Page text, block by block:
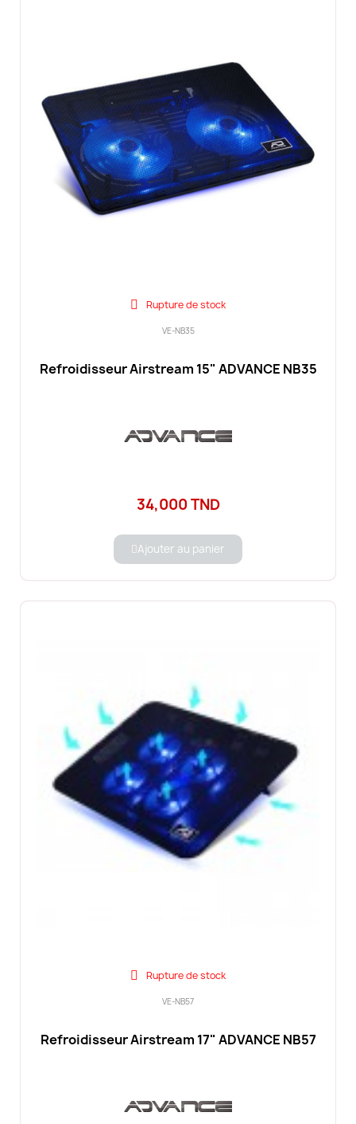
Rupture de stock
VE-NB35
Refroidisseur Airstream 15" ADVANCE NB35
34,000 TND
Ajouter au panier
Rupture de stock
VE-NB57
Refroidisseur Airstream 17" ADVANCE NB57